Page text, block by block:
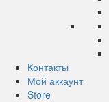
Контакты
Мой аккаунт
Store